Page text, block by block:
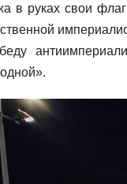
в руках свои